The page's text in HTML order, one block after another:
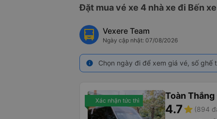
Đặt mua vé xe 4 nhà xe đi Bến
Vexere Team
Ngày cập nhật: 07/08/2026
info Chọn ngày đi để xem giá vé, số
Xác nhận tức thì Toàn Thắng
4.7star (894